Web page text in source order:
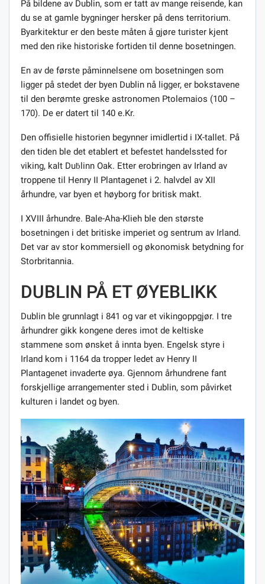
På bildene av Dublin, som er tatt av mange reisende, kan
du se at gamle bygninger hersker på dens territorium.
Byarkitektur er den beste måten å gjøre turister kjent
med den rike historiske fortiden til denne bosetningen.
En av de første påminnelsene om bosetningen som
ligger på stedet der byen Dublin nå ligger, er bokstavene
til den berømte greske astronomen Ptolemaios (100 –
170). De er datert til 140 e.Kr.
Den offisielle historien begynner imidlertid i IX-tallet. På
den tiden ble det etablert et befestet handelssted for
viking, kalt Duḃlinn Oak. Etter erobringen av Irland av
troppene til Henry II Plantagenet i 2. halvdel av XII
århundre, var byen et høyborg for britisk makt.
I XVIII århundre. Bale-Aha-Klieh ble den største
bosetningen i det britiske imperiet og sentrum av Irland.
Det var av stor kommersiell og økonomisk betydning for
Storbritannia.
DUBLIN PÅ ET ØYEBLIKK
Dublin ble grunnlagt i 841 og var et vikingoppgjør. I tre
århundrer gikk kongene deres imot de keltiske
stammene som ønsket å innta byen. Engelsk styre i
Irland kom i 1164 da tropper ledet av Henry II
Plantagenet invaderte øya. Gjennom århundrene fant
forskjellige arrangementer sted i Dublin, som påvirket
kulturen i landet og byen.